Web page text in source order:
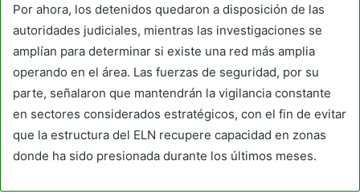
Por ahora, los detenidos quedaron a disposición de las
autoridades judiciales, mientras las investigaciones se
amplían para determinar si existe una red más amplia
operando en el área. Las fuerzas de seguridad, por su
parte, señalaron que mantendrán la vigilancia constante
en sectores considerados estratégicos, con el fin de evitar
que la estructura del ELN recupere capacidad en zonas
donde ha sido presionada durante los últimos meses.